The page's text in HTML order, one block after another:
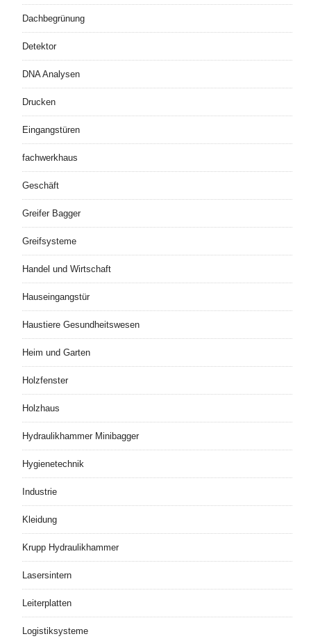
Dachbegrünung
Detektor
DNA Analysen
Drucken
Eingangstüren
fachwerkhaus
Geschäft
Greifer Bagger
Greifsysteme
Handel und Wirtschaft
Hauseingangstür
Haustiere Gesundheitswesen
Heim und Garten
Holzfenster
Holzhaus
Hydraulikhammer Minibagger
Hygienetechnik
Industrie
Kleidung
Krupp Hydraulikhammer
Lasersintern
Leiterplatten
Logistiksysteme